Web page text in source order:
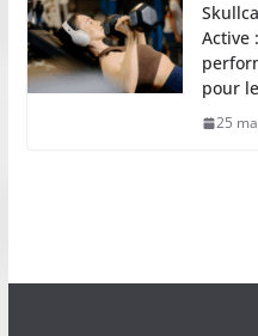
Active
pour
25